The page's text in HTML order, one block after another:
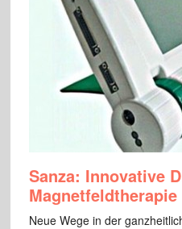
Sanza: Innovative
Magnetfeldtherapie
Neue Wege in der